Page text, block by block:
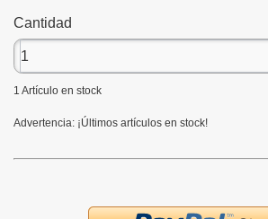
Cantidad
1 Artículo en stock
Advertencia: ¡Últimos artículos en stock!